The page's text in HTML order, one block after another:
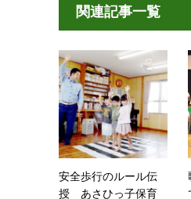
関連記事一覧
安全歩行のルール伝
授 あさひっ子保育